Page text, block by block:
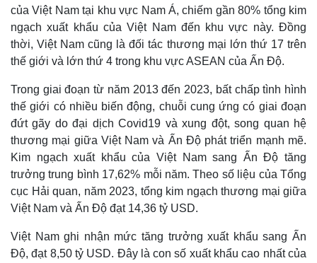
của Việt Nam tại khu vực Nam Á, chiếm gần 80% tổng kim
ngạch xuất khẩu của Việt Nam đến khu vực này. Đồng
thời, Việt Nam cũng là đối tác thương mại lớn thứ 17 trên
thế giới và lớn thứ 4 trong khu vực ASEAN của Ấn Độ.
Trong giai đoạn từ năm 2013 đến 2023, bất chấp tình hình
thế giới có nhiều biến động, chuỗi cung ứng có giai đoạn
đứt gãy do đại dịch Covid19 và xung đột, song quan hệ
thương mại giữa Việt Nam và Ấn Độ phát triển mạnh mẽ.
Kim ngạch xuất khẩu của Việt Nam sang Ấn Độ tăng
trưởng trung bình 17,62% mỗi năm. Theo số liệu của Tổng
cục Hải quan, năm 2023, tổng kim ngạch thương mại giữa
Việt Nam và Ấn Độ đạt 14,36 tỷ USD.
Việt Nam ghi nhận mức tăng trưởng xuất khẩu sang Ấn
Độ, đạt 8,50 tỷ USD. Đây là con số xuất khẩu cao nhất của